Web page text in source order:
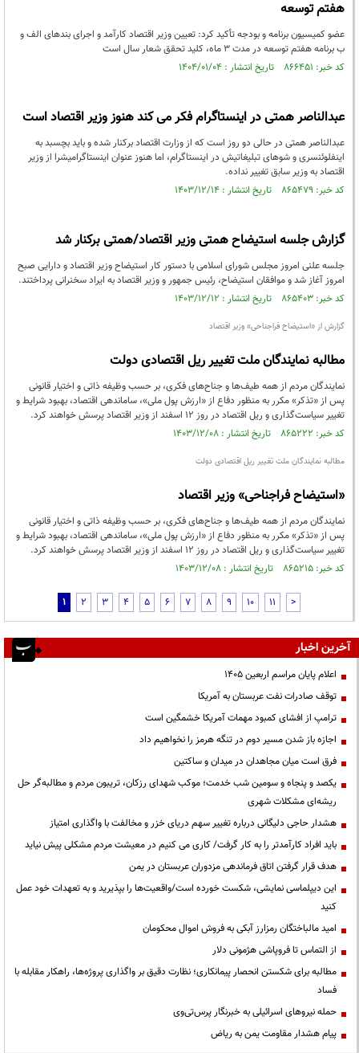
هفتم توسعه
عضو کمیسیون برنامه و بودجه تأکید کرد: تعیین وزیر اقتصاد کارآمد و اجرای بندهای الف و
ب برنامه هفتم توسعه در مدت ۳ ماه، کلید تحقق شعار سال است
کد خبر: ۸۶۶۴۵۱ تاریخ انتشار : ۱۴۰۴/۰۱/۰۴
عبدالناصر همتی در اینستاگرام فکر می کند هنوز وزیر اقتصاد است
عبدالناصر همتی در حالی دو روز است که از وزارت اقتصاد برکنار شده و باید بچسبد به
اینفلوئنسری و شوهای تبلیغاتیش در اینستاگرام، اما هنوز عنوان اینستاگرامیشرا از وزیر
اقتصاد به وزیر سابق تغییر نداده.
کد خبر: ۸۶۵۴۷۹ تاریخ انتشار : ۱۴۰۳/۱۲/۱۴
گزارش جلسه استیضاح همتی وزیر اقتصاد/همتی برکنار شد
جلسه علنی امروز مجلس شورای اسلامی با دستور کار استیضاح وزیر اقتصاد و دارایی صبح
امروز آغاز شد و موافقان استیضاح، رئیس جمهور و وزیر اقتصاد به ایراد سخنرانی پرداختند.
کد خبر: ۸۶۵۴۰۳ تاریخ انتشار : ۱۴۰۳/۱۲/۱۲
گزارش از «استیضاح فراجناحی» وزیر اقتصاد
مطالبه نمایندگان ملت تغییر ریل اقتصادی دولت
نمایندگان مردم از همه طیف‌ها و جناح‌های فکری،‌ بر حسب وظیفه ذاتی و اختیار قانونی
پس از «تذکر» مکرر به منظور دفاع از «ارزش پول ملی»، ساماندهی اقتصاد، بهبود شرایط و
تغییر سیاست‌گذاری و ریل اقتصاد در روز ۱۲ اسفند از وزیر اقتصاد پرسش خواهند کرد.
کد خبر: ۸۶۵۲۲۲ تاریخ انتشار : ۱۴۰۳/۱۲/۰۸
مطالبه نمایندگان ملت تغییر ریل اقتصادی دولت
«استیضاح فراجناحی» وزیر اقتصاد
نمایندگان مردم از همه طیف‌ها و جناح‌های فکری،‌ بر حسب وظیفه ذاتی و اختیار قانونی
پس از «تذکر» مکرر به منظور دفاع از «ارزش پول ملی»، ساماندهی اقتصاد، بهبود شرایط و
تغییر سیاست‌گذاری و ریل اقتصاد در روز 12 اسفند از وزیر اقتصاد پرسش خواهند کرد.
کد خبر: ۸۶۵۲۱۵ تاریخ انتشار : ۱۴۰۳/۱۲/۰۸
1 2 3 4 5 6 7 8 9 10 11 >
آخرین اخبار
اعلام پایان مراسم اربعین ۱۴۰۵
توقف صادرات نفت عربستان به آمریکا
ترامپ از افشای کمبود مهمات آمریکا خشمگین است
اجازه باز شدن مسیر دوم در تنگه هرمز را نخواهیم داد
فرق است میان مجاهدان در میدان و ساکتین
یکصد و پنجاه و سومین شب خدمت؛ موکب شهدای رزکان، تریبون مردم و مطالبه‌گر حل
ریشه‌ای مشکلات شهری
هشدار حاجی دلیگانی درباره تغییر سهم دریای خزر و مخالفت با واگذاری امتیاز
باید افراد کارآمدتر را به کار گرفت/ کاری می کنیم در معیشت مردم مشکلی پیش نیاید
هدف قرار گرفتن اتاق‌ فرماندهی مزدوران عربستان در یمن
این دیپلماسی نمایشی، شکست خورده است/واقعیت‌ها را بپذیرید و به تعهدات خود عمل
کنید
امید مالباختگان رمزارز آبکی به فروش اموال محکومان
از التماس تا فروپاشی هژمونی دلار
مطالبه برای شکستن انحصار پیمانکاری؛ نظارت دقیق بر واگذاری پروژه‌ها، راهکار مقابله با
فساد
حمله نیروهای اسرائیلی به خبرنگار پرس‌تی‌وی
پیام هشدار مقاومت یمن به ریاض